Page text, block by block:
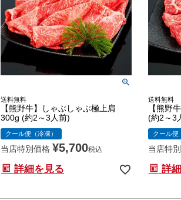
送料無料
【熊野牛】しゃぶしゃぶ極上肩
300g (約2～3人前)
クール便（冷凍）
当店特別価格 ¥5,700税込
詳細を見る
送料無料
【熊野
(約2～3
クール便
当店特
詳